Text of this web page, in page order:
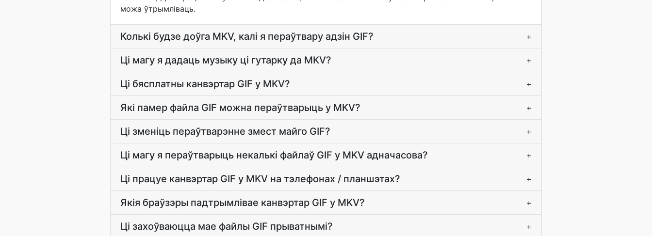
можа ўтрымліваць.
Колькі будзе доўга MKV, калі я пераўтвару адзін GIF? +
Ці магу я дадаць музыку ці гутарку да MKV? +
Ці бясплатны канвэртар GIF у MKV? +
Які памер файла GIF можна пераўтварыць у MKV? +
Ці зменіць пераўтварэнне змест майго GIF? +
Ці магу я пераўтварыць некалькі файлаў GIF у MKV адначасова? +
Ці працуе канвэртар GIF у MKV на тэлефонах / планшэтах? +
Якія браўзэры падтрымлівае канвэртар GIF у MKV? +
Ці захоўваюцца мае файлы GIF прыватнымі? +